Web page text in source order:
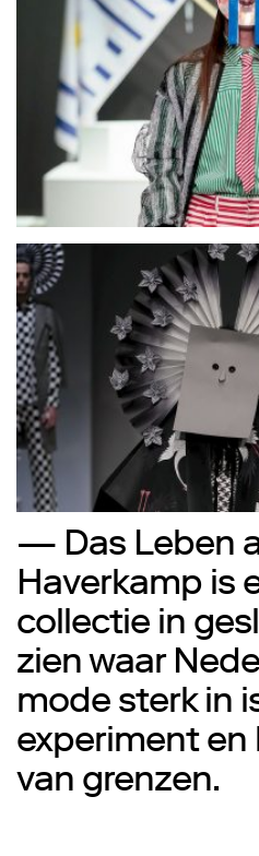
— Das Leben
Haverkamp is
collectie in
zien waar
mode sterk in
experiment en
van grenzen.